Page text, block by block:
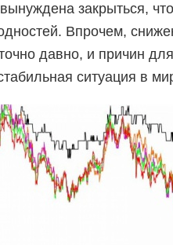
закрыться,
Впрочем,
давно, и причин
ситуация в